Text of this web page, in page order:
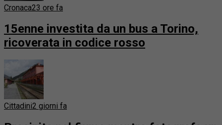
Cronaca23 ore fa
15enne investita da un bus a Torino,
ricoverata in codice rosso
Cittadini2 giorni fa